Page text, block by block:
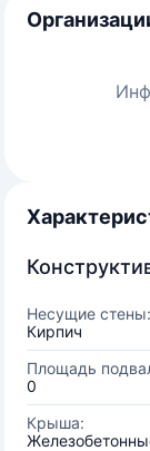
Несущие стены:
Кирпич
Площадь
0
Крыша: